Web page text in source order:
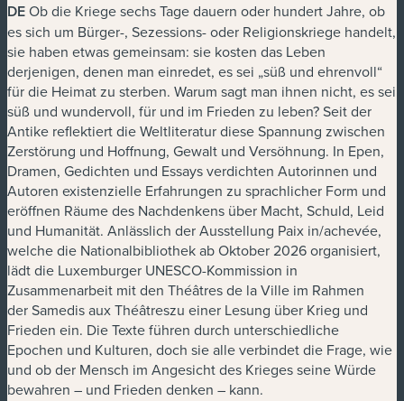
DEOb die Kriege sechs Tage dauern oder hundert Jahre, ob
es sich um Bürger-, Sezessions- oder Religionskriege handelt,
sie haben etwas gemeinsam: sie kosten das Leben
derjenigen, denen man einredet, es sei „süß und ehrenvoll“
für die Heimat zu sterben. Warum sagt man ihnen nicht, es sei
süß und wundervoll, für und im Frieden zu leben? Seit der
Antike reflektiert die Weltliteratur diese Spannung zwischen
Zerstörung und Hoffnung, Gewalt und Versöhnung. In Epen,
Dramen, Gedichten und Essays verdichten Autorinnen und
Autoren existenzielle Erfahrungen zu sprachlicher Form und
eröffnen Räume des Nachdenkens über Macht, Schuld, Leid
und Humanität. Anlässlich der Ausstellung Paix in/achevée,
welche die Nationalbibliothek ab Oktober 2026 organisiert,
lädt die Luxemburger UNESCO-Kommission in
Zusammenarbeit mit den Théâtres de la Ville im Rahmen
der Samedis aux Théâtreszu einer Lesung über Krieg und
Frieden ein. Die Texte führen durch unterschiedliche
Epochen und Kulturen, doch sie alle verbindet die Frage, wie
und ob der Mensch im Angesicht des Krieges seine Würde
bewahren – und Frieden denken – kann.